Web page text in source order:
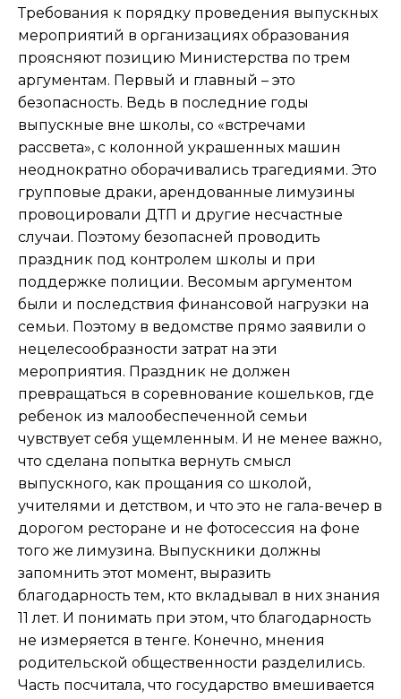
Требования к порядку проведения выпускных
мероприятий в организациях образования
проясняют позицию Министерства по трем
аргументам. Первый и главный – это
безопасность. Ведь в последние годы
выпускные вне школы, со «встречами
рассвета», с колонной украшенных машин
неоднократно оборачивались трагедиями. Это
групповые драки, арендованные лимузины
провоцировали ДТП и другие несчастные
случаи. Поэтому безопасней проводить
праздник под контролем школы и при
поддержке полиции. Весомым аргументом
были и последствия финансовой нагрузки на
семьи. Поэтому в ведомстве прямо заявили о
нецелесообразности затрат на эти
мероприятия. Праздник не должен
превращаться в соревнование кошельков, где
ребенок из малообеспеченной семьи
чувствует себя ущемленным. И не менее важно,
что сделана попытка вернуть смысл
выпускного, как прощания со школой,
учителями и детством, и что это не гала-вечер в
дорогом ресторане и не фотосессия на фоне
того же лимузина. Выпускники должны
запомнить этот момент, выразить
благодарность тем, кто вкладывал в них знания
11 лет. И понимать при этом, что благодарность
не измеряется в тенге. Конечно, мнения
родительской общественности разделились.
Часть посчитала, что государство вмешивается